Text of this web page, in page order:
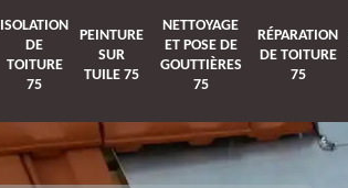
ISOLATION
DE
TOITURE
75
PEINTURE
SUR
TUILE 75
NETTOYAGE
ET POSE DE
GOUTTIÈRES
75
RÉPARATION
DE TOITURE
75